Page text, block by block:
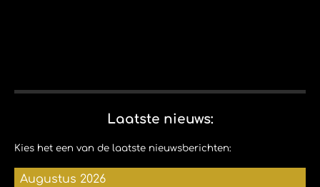
Laatste nieuws:
Kies het een van de laatste nieuwsberichten:
Augustus 2026